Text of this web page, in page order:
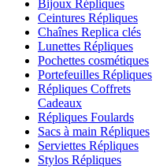
Bijoux Répliques
Ceintures Répliques
Chaînes Replica clés
Lunettes Répliques
Pochettes cosmétiques
Portefeuilles Répliques
Répliques Coffrets
Cadeaux
Répliques Foulards
Sacs à main Répliques
Serviettes Répliques
Stylos Répliques